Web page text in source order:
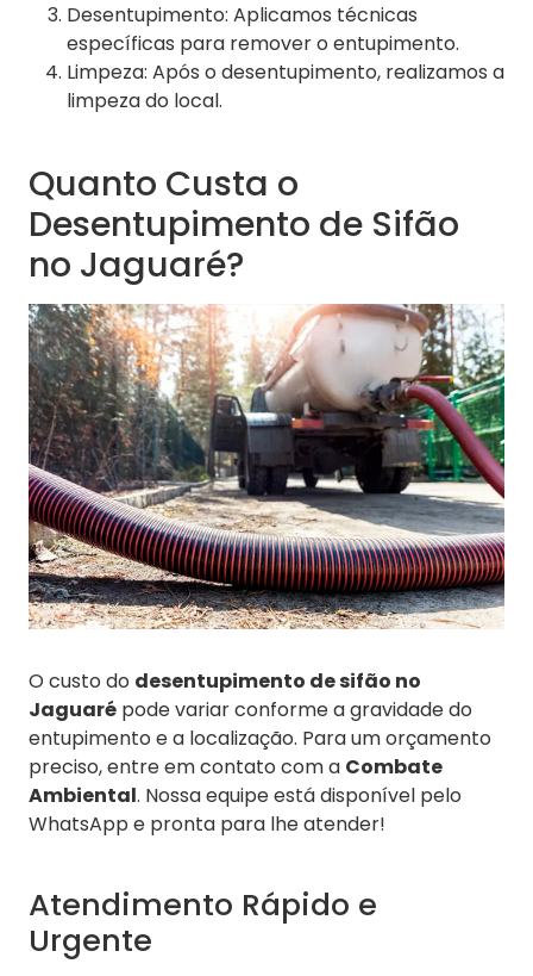
Desentupimento: Aplicamos técnicas
específicas para remover o entupimento.
Limpeza: Após o desentupimento, realizamos a
limpeza do local.
Quanto Custa o
Desentupimento de Sifão
no Jaguaré?
O custo do desentupimento de sifão no
Jaguaré pode variar conforme a gravidade do
entupimento e a localização. Para um orçamento
preciso, entre em contato com a Combate
Ambiental. Nossa equipe está disponível pelo
WhatsApp e pronta para lhe atender!
Atendimento Rápido e
Urgente